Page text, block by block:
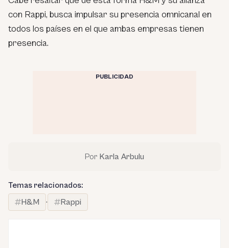
con Rappi, busca impulsar su presencia omnicanal en
todos los países en el que ambas empresas tienen
presencia.
PUBLICIDAD
Por Karla Arbulu
Temas relacionados:
H&M
· Rappi